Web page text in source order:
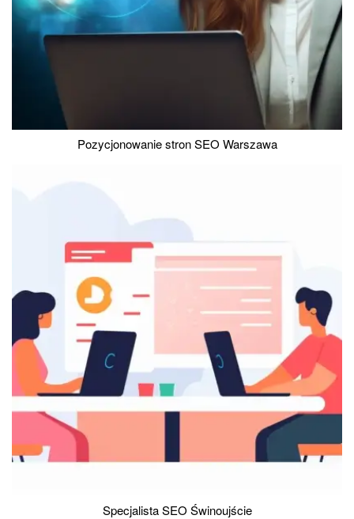
Pozycjonowanie stron SEO Warszawa
Specjalista SEO Świnoujście